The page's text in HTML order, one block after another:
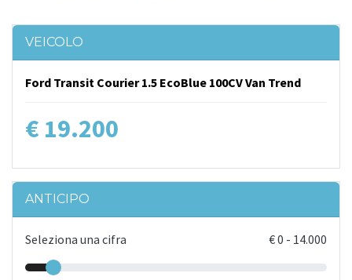
VEICOLO
Ford Transit Courier 1.5 EcoBlue 100CV Van Trend
€ 19.200
ANTICIPO
Seleziona una cifra €0 - 14.000